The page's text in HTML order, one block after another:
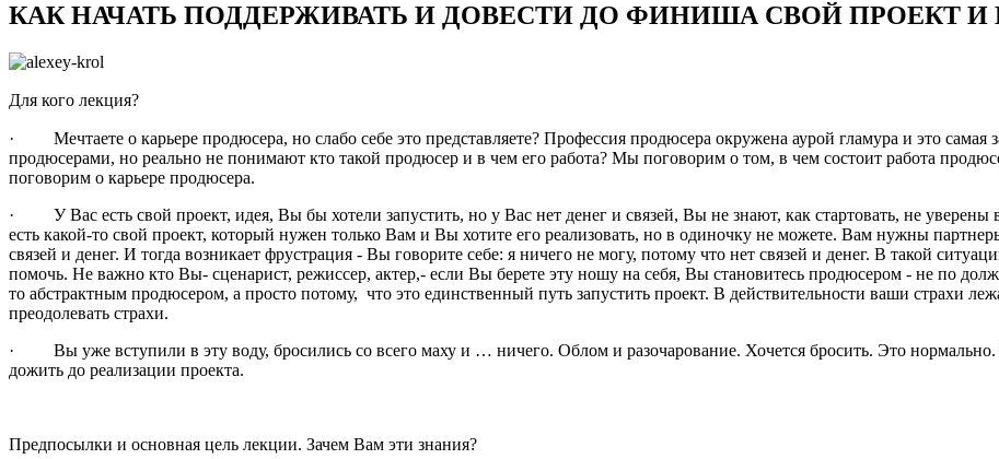
КАК НАЧАТЬ ПОДДЕРЖИВАТЬ И ДОВЕСТИ ДО ФИНИША СВОЙ ПРОЕКТ
Для кого лекция?
· Мечтаете о карьере продюсера, но слабо себе это представляете? Профессия продюсера окружена аурой гламура и это
продюсерами, но реально не понимают кто такой продюсер и в чем его работа? Мы поговорим о том, в чем состоит работа
поговорим о карьере продюсера.
· У Вас есть свой проект, идея, Вы бы хотели запустить, но у Вас нет денег и связей, Вы не знают, как стартовать, не
есть какой-то свой проект, который нужен только Вам и Вы хотите его реализовать, но в одиночку не можете. Вам нужны
связей и денег. И тогда возникает фрустрация - Вы говорите себе: я ничего не могу, потому что нет связей и денег. В такой
помочь. Не важно кто Вы- сценарист, режиссер, актер,- если Вы берете эту ношу на себя, Вы становитесь продюсером - не по
то абстрактным продюсером, а просто потому, что это единственный путь запустить проект. В действительности ваши страхи
преодолевать страхи.
· Вы уже вступили в эту воду, бросились со всего маху и … ничего. Облом и разочарование. Хочется бросить. Это
дожить до реализации проекта.
Предпосылки и основная цель лекции. Зачем Вам эти знания?